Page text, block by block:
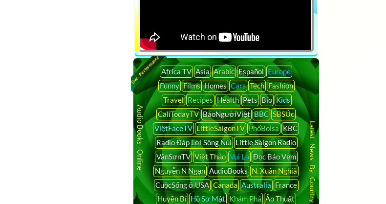
Live PerformanceAfrica TV Asia Arabic Español Europe
Funny Films Homes Cars Tech Fashion
Travel Recipes Health Pets Bio Kids
CaliTodayTV BáoNgườiViệt BBC SBSÚc
ViệtFaceTV LittleSaigonTV PhốBolsa KBC
Radio Đáp Lời Sông Núi Little Saigon Radio
VânSơnTV Việt Thảo Vui Lạ Đọc Báo Vẹm
Nguyễn N Ngạn AudioBooks N. Xuân Nghiã
CuộcSống ở USA Canada Australia France
Huyền Bí Hồ Sơ Mật Khám Phá Ảo Thuật
Audio Books Online Latest News By Country